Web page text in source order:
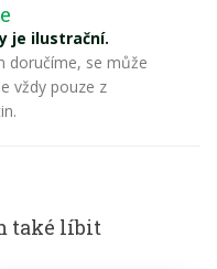
je ilustrační.
doručíme, se může
vždy pouze z
také líbit